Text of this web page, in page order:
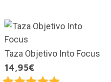
Taza Objetivo Into Focus
14,95€